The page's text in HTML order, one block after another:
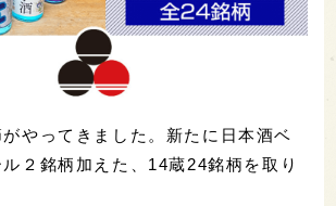
がやってきました。新たに日本酒ベ
２銘柄加えた、14蔵24銘柄を取り